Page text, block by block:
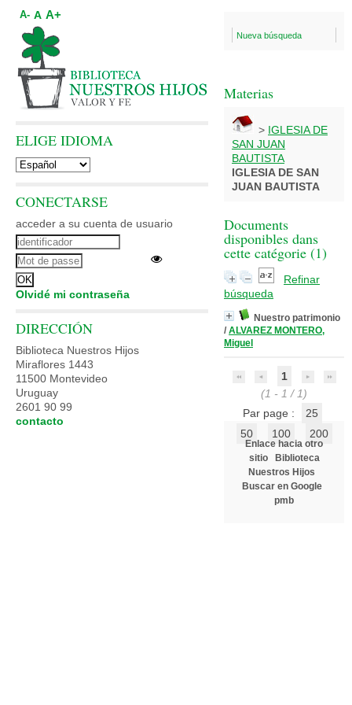
Nueva búsqueda
Materias
> IGLESIA DE
SAN JUAN
BAUTISTA
IGLESIA DE SAN
JUAN BAUTISTA
Documents
disponibles dans
cette catégorie (1)
Refinar
búsqueda
Nuestro patrimonio
/ ALVAREZ MONTERO,
Miguel
1
(1 - 1 / 1)
Par page :
25
50
100 200
Enlace hacia otro
sitio
Biblioteca
Nuestros Hijos
Buscar en Google
pmb
A- A A+
ELIGE IDIOMA
CONECTARSE
acceder a su cuenta de usuario
Olvidé mi contraseña
DIRECCIÓN
Biblioteca Nuestros Hijos
Miraflores 1443
11500 Montevideo
Uruguay
2601 90 99
contacto